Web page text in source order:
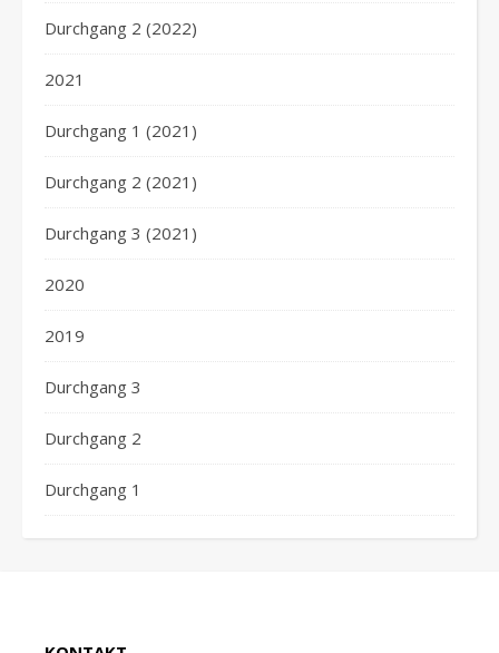
Durchgang 2 (2022)
2021
Durchgang 1 (2021)
Durchgang 2 (2021)
Durchgang 3 (2021)
2020
2019
Durchgang 3
Durchgang 2
Durchgang 1